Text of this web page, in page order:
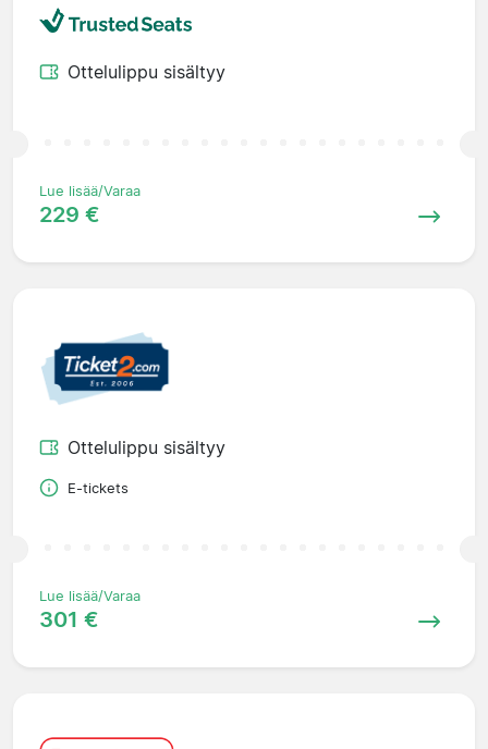
Ottelulippu sisältyy
Lue lisää/Varaa
229 €
Ottelulippu sisältyy
E-tickets
Lue lisää/Varaa
301 €